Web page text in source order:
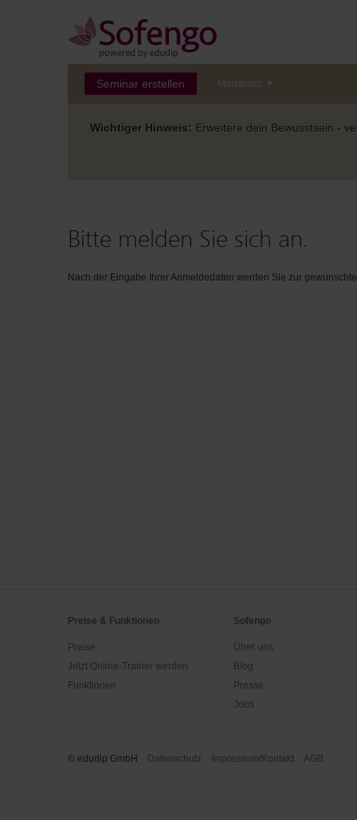
Seminar erstellen Marktplatz
Wichtiger Hinweis: Erweitere dein Bewusstsein -
Bitte melden Sie sich an.
Nach der Eingabe Ihrer Anmeldedaten werden Sie zur
Preise & Funktionen
Preise
Jetzt Online-Trainer werden
Funktionen
Sofengo
Über uns
Blog
Presse
Jobs
© edudip GmbH Datenschutz Impressum/Kontakt AGB